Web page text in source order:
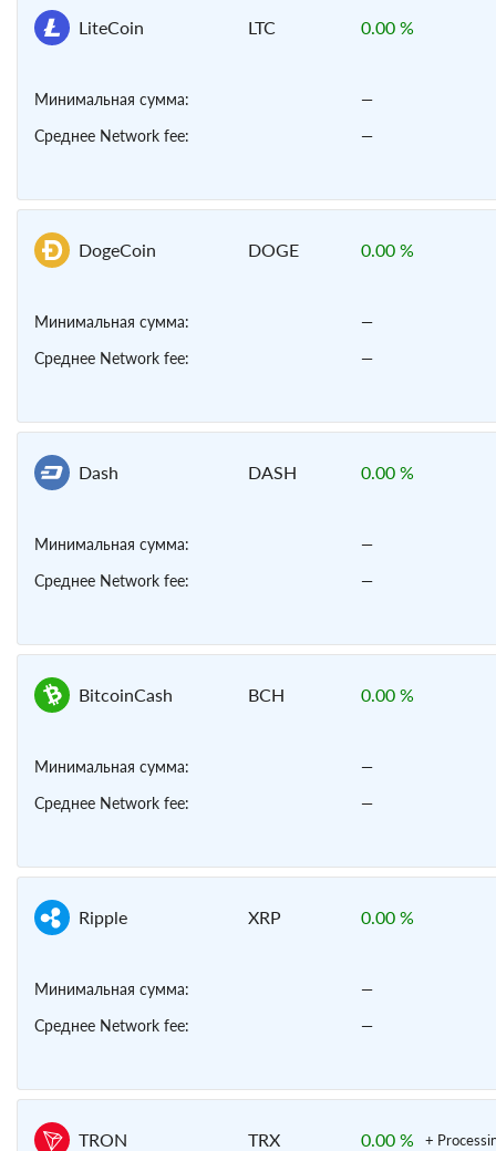
LiteCoin
Минимальная сумма:
Среднее Network fee:
LTC 0.00 %
—
—
DogeCoin
Минимальная сумма:
Среднее Network fee:
DOGE 0.00 %
—
—
Dash
Минимальная сумма:
Среднее Network fee:
DASH 0.00 %
—
—
BitcoinCash
Минимальная сумма:
Среднее Network fee:
BCH 0.00 %
—
—
Ripple
Минимальная сумма:
Среднее Network fee:
XRP 0.00 %
—
—
TRON TRX 0.00 % +